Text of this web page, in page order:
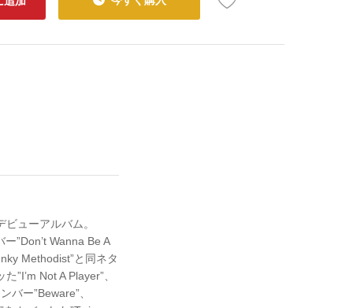
ューアルバム。
”Don’t Wanna Be A
Methodist”と同ネタ
”I’m Not A Player”、
ー”Beware”、